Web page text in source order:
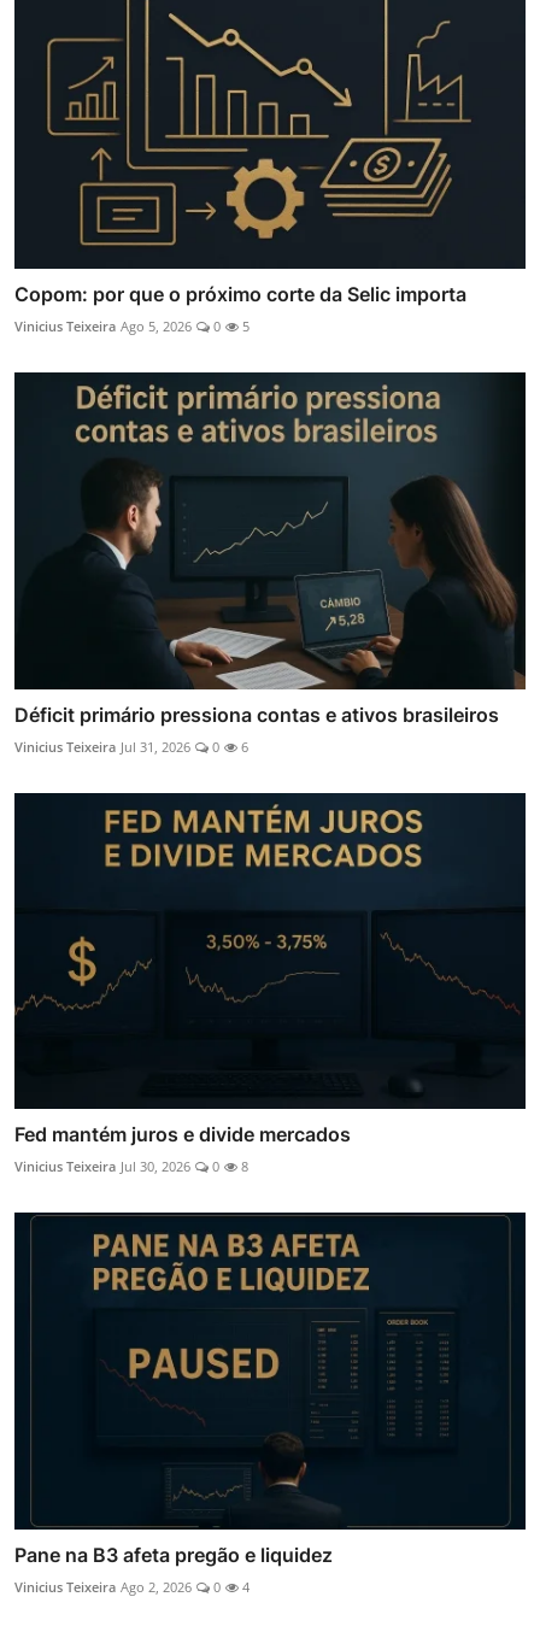
Copom: por que o próximo corte da Selic importa
Vinicius Teixeira Ago 5, 2026 0 5
Déficit primário pressiona contas e ativos brasileiros
Vinicius Teixeira Jul 31, 2026 0 6
Fed mantém juros e divide mercados
Vinicius Teixeira Jul 30, 2026 0 8
Pane na B3 afeta pregão e liquidez
Vinicius Teixeira Ago 2, 2026 0 4